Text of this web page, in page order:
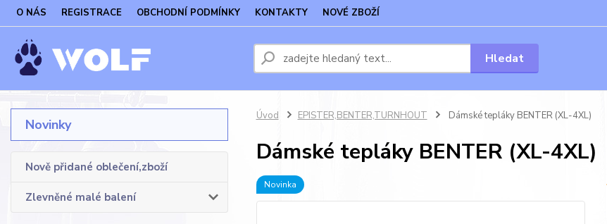
O NÁS REGISTRACE OBCHODNÍ PODMÍNKY KONTAKTY NOVÉ ZBOŽÍ
Hledat
Novinky
Nově přidané oblečení,zboží
Zlevněné malé balení
Úvod EPISTER,BENTER,TURNHOUT Dámské tepláky BENTER (XL-4XL)
Dámské tepláky BENTER (XL-4XL)
Novinka